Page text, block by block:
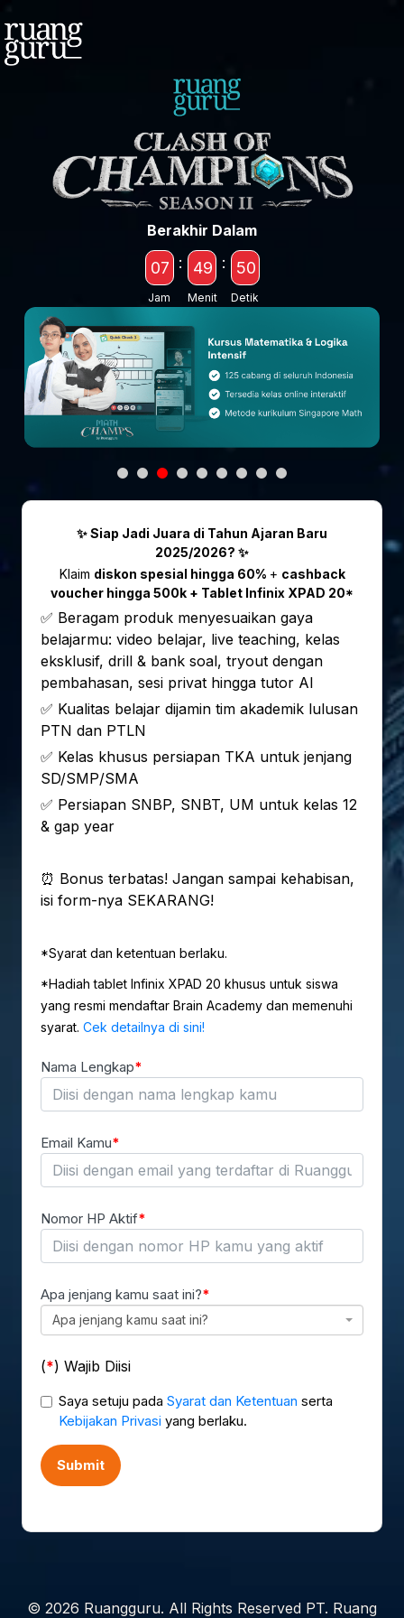
Berakhir Dalam
07
Jam
: 49
Menit
: 50
Detik
✨ Siap Jadi Juara di Tahun Ajaran Baru
2025/2026? ✨
Klaim diskon spesial hingga 60% + cashback
voucher hingga 500k + Tablet Infinix XPAD 20*
✅ Beragam produk menyesuaikan gaya
belajarmu: video belajar, live teaching, kelas
eksklusif, drill & bank soal, tryout dengan
pembahasan, sesi privat hingga tutor AI
✅ Kualitas belajar dijamin tim akademik lulusan
PTN dan PTLN
✅ Kelas khusus persiapan TKA untuk jenjang
SD/SMP/SMA
✅ Persiapan SNBP, SNBT, UM untuk kelas 12
& gap year
⏰ Bonus terbatas! Jangan sampai kehabisan,
isi form-nya SEKARANG!
*Syarat dan ketentuan berlaku.
*Hadiah tablet Infinix XPAD 20 khusus untuk siswa
yang resmi mendaftar Brain Academy dan memenuhi
syarat. Cek detailnya di sini!
Nama Lengkap
Email Kamu
Nomor HP Aktif
Apa jenjang kamu saat ini?
Apa jenjang kamu saat ini?
( ) Wajib Diisi
Saya setuju pada Syarat dan Ketentuan serta
Kebijakan Privasi yang berlaku.
Submit
© 2026 Ruangguru. All Rights Reserved PT. Ruang